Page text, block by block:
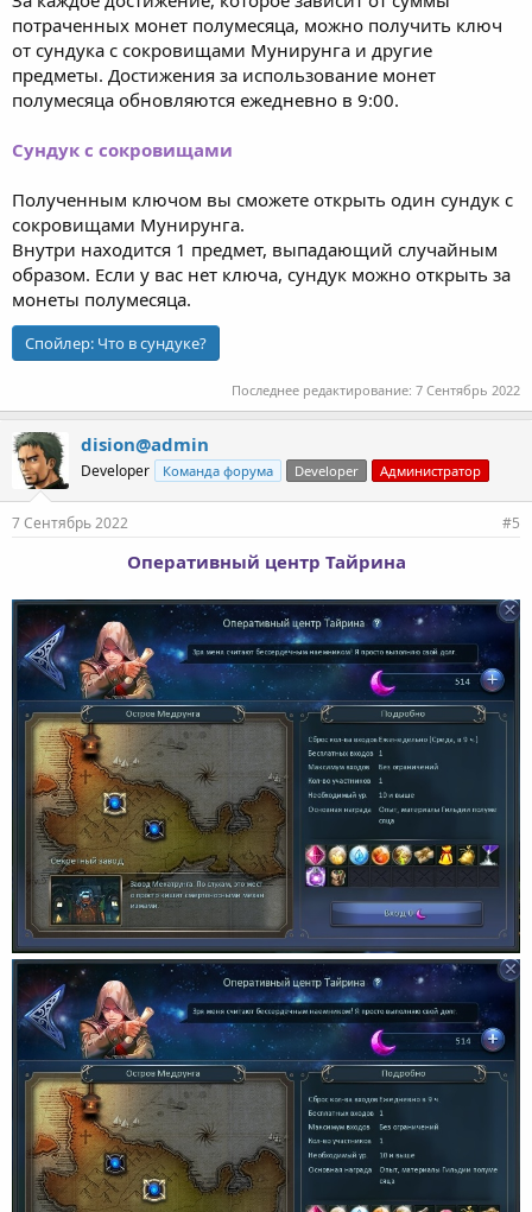
потраченных монет полумесяца, можно получить ключ
от сундука с сокровищами Мунирунга и другие
предметы. Достижения за использование монет
полумесяца обновляются ежедневно в 9:00.
Сундук с сокровищами
Полученным ключом вы сможете открыть один сундук с
сокровищами Мунирунга.
Внутри находится 1 предмет, выпадающий случайным
образом. Если у вас нет ключа, сундук можно открыть за
монеты полумесяца.
Спойлер: Что в сундуке?
Последнее редактирование: 7 Сентябрь 2022
dision@admin
Developer Команда форума Developer Администратор
7 Сентябрь 2022 #5
Оперативный центр Тайрина